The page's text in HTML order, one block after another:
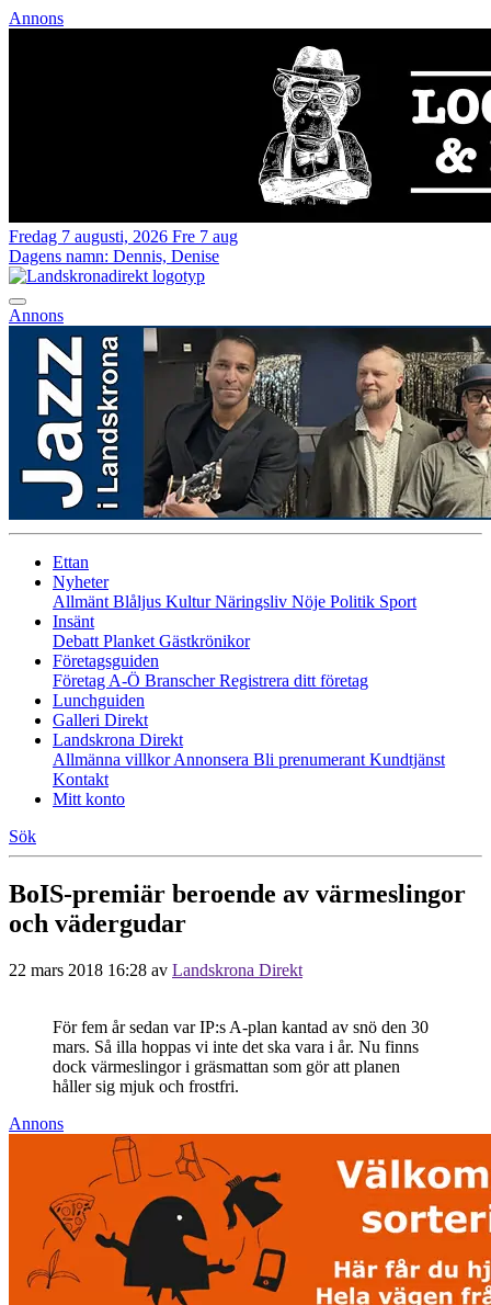
Annons
Fredag 7 augusti, 2026 Fre 7 aug
Dagens namn: Dennis, Denise
Annons
Ettan
Nyheter
Allmänt Blåljus KulturNäringsliv Nöje Politik Sport
Insänt
Debatt Planket Gästkrönikor
Företagsguiden
Företag A-Ö BranscherRegistrera ditt företag
Lunchguiden
Galleri Direkt
Landskrona Direkt
Allmänna villkorAnnonsera Bli prenumerant Kundtjänst
Kontakt
Mitt konto
Sök
BoIS-premiär beroende av värmeslingor
och vädergudar
22 mars 2018 16:28 av Landskrona Direkt
För fem år sedan var IP:s A-plan kantad av snö den 30
mars. Så illa hoppas vi inte det ska vara i år. Nu finns
dock värmeslingor i gräsmattan som gör att planen
håller sig mjuk och frostfri.
Annons